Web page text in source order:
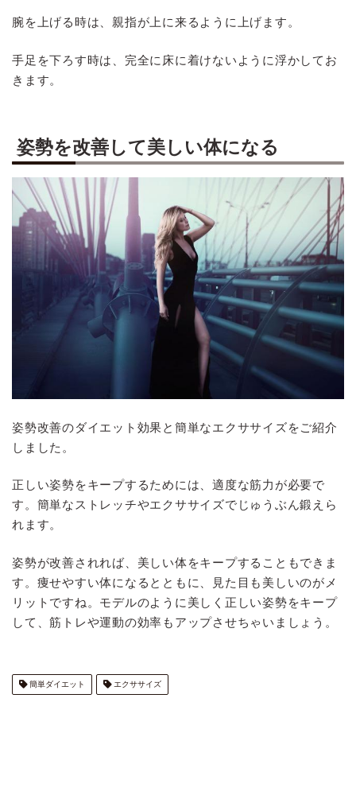
腕を上げる時は、親指が上に来るように上げます。
手足を下ろす時は、完全に床に着けないように浮かしてお
きます。
姿勢を改善して美しい体になる
姿勢改善のダイエット効果と簡単なエクササイズをご紹介
しました。
正しい姿勢をキープするためには、適度な筋力が必要で
す。簡単なストレッチやエクササイズでじゅうぶん鍛えら
れます。
姿勢が改善されれば、美しい体をキープすることもできま
す。痩せやすい体になるとともに、見た目も美しいのがメ
リットですね。モデルのように美しく正しい姿勢をキープ
して、筋トレや運動の効率もアップさせちゃいましょう。
簡単ダイエット エクササイズ